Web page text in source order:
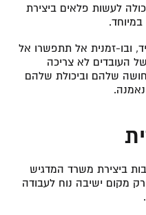
לעשות פלאים ביצירת
ובו-זמנית אל תתפשרו אל
של העובדים לא צריכה
שלהם וביכולת שלהם
ביצירת משרד המדגיש
מקום ישיבה נוח לעבודה